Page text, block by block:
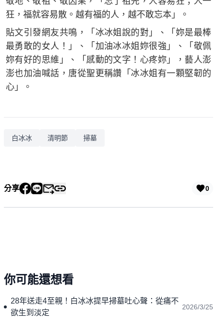
狂，福就容易散。越有福的人，越不敢忘本」。
貼文引發網友共鳴，「冰冰姐說的對」、「妳是最棒
最勇敢的女人！」、「加油冰冰姐妳很強」、「敬佩
妳有好的思維」、「感動的文字！心疼妳」，藝人澎
澎也加油喊話，唐從聖更稱讚「冰冰姐有一顆堅韌的
心」。
白冰冰 清明節 掃墓
分享 0
你可能還想看
28年送走4至親！白冰冰提早掃墓吐心聲：從痛不
欲生到淡定
2026/3/25